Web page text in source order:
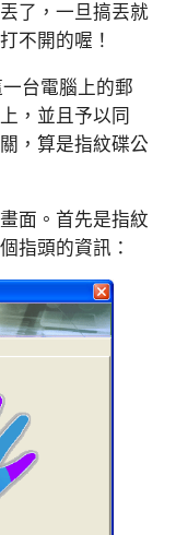
了，一旦搞丟就
不開的喔！
台電腦上的郵
，並且予以同
，算是指紋碟公
面。首先是指紋
指頭的資訊：